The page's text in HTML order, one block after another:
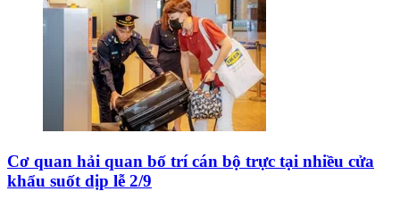
Cơ quan hải quan bố trí cán bộ trực tại nhiều cửa
khẩu suốt dịp lễ 2/9